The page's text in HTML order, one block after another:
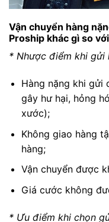
Vận chuyển hàng
Proship khác gì so
* Nhược điểm khi gửi
Hàng nặng khi gửi
gây hư hại, hỏng
xước);
Không giao hàng
hàng;
Vận chuyển được
Giá cước không
* Ưu điểm khi chọn